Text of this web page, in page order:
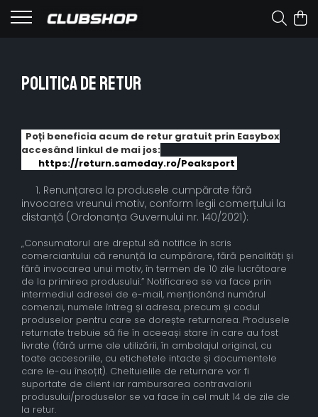
Politica de Retur
Poți beneficia acum de retur gratuit prin Easybox
accesând linkul de mai jos:
https://return.sameday.ro/Peaksport
1. Renunțarea la produsele cumpărate fără
invocarea vreunui motiv, conform legii comerțului la
distanță (Ordonanța Guvernului nr. 140/2021):
„Consumatorul are dreptul să notifice în scris
comerciantului că renunță la cumpărare, fără penalități și
fără invocarea unui motiv, în termen de 10 zile lucrătoare
de la primirea produsului.” Notificarea se va face prin
intermediul adresei de e-mail, menționând numărul
comenzii, numele întreg și adresa, precum și codul
produselor pentru care se dorește returnarea. Produsele
returnate trebuie să fie în aceeași stare în care au fost
livrate (fără urme ale utilizării, în ambalajul original, cu
toate accesoriile, cu etichetele intacte și documentele
care le-au însoțit). Cheltuielile de returnare vor fi
suportate de client iar rambursarea contravalorii
produsului/produselor se va face în cel mult 14 de zile de
la retur.